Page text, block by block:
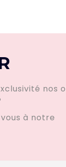
nos
à notre